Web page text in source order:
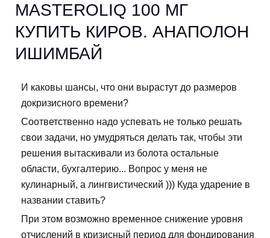
MASTEROLIQ 100 МГ
КУПИТЬ КИРОВ. АНАПОЛОН
ИШИМБАЙ
И каковы шансы, что они вырастут до размеров
докризисного времени?
Соответственно надо успевать не только решать
свои задачи, но умудряться делать так, чтобы эти
решения вытаскивали из болота остальные
области, бухгалтерию... Вопрос у меня не
кулинарный, а лингвистический ))) Куда ударение в
названии ставить?
При этом возможно временное снижение уровня
отчислений в кризисный период для фондирования